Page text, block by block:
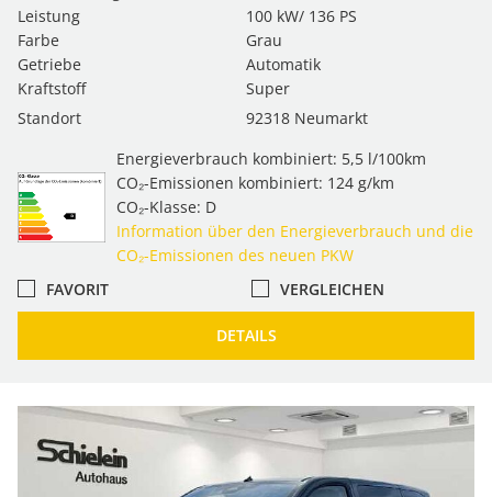
Leistung
100 kW/ 136 PS
Farbe
Grau
Getriebe
Automatik
Kraftstoff
Super
Standort
92318 Neumarkt
Energieverbrauch kombiniert: 5,5 l/100km
CO₂-Emissionen kombiniert: 124 g/km
CO₂-Klasse: D
Information über den Energieverbrauch und die
CO₂-Emissionen des neuen PKW
FAVORIT
VERGLEICHEN
DETAILS